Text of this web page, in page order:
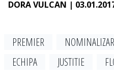
DORA VULCAN |
PREMIER
ECHIPA
JUSTITIE